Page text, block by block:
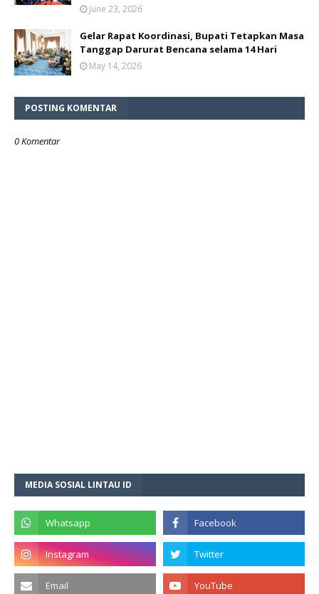
June 23, 2026
Gelar Rapat Koordinasi, Bupati Tetapkan Masa
Tanggap Darurat Bencana selama 14 Hari
May 14, 2026
POSTING KOMENTAR
0 Komentar
MEDIA SOSIAL LINTAU ID